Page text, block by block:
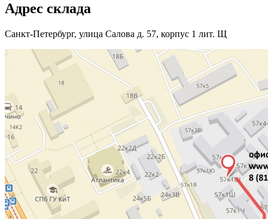
Адрес склада
Санкт-Петербург, улица Салова д. 57, корпус 1 лит. Щ